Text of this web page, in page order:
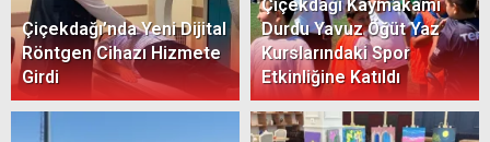
Çiçekdağı’nda Yeni Dijital
Röntgen Cihazı Hizmete
Girdi
Çiçekdağı Kaymakamı
Durdu Yavuz Öğüt Yaz
Kurslarındaki Spor
Etkinliğine Katıldı